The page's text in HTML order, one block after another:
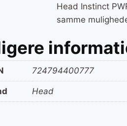
Head Instinct
samme
724794400777
Head